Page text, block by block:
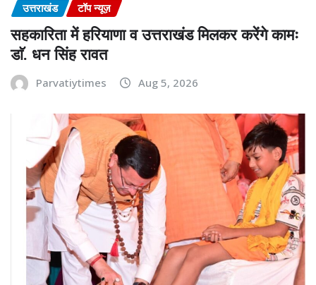
उत्तराखंड टॉप न्यूज़
सहकारिता में हरियाणा व उत्तराखंड मिलकर करेंगे कामः
डाॅ. धन सिंह रावत
Parvatiytimes Aug 5, 2026